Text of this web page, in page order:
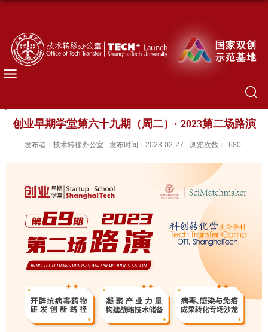
创业早期学堂第六十九期（周二）· 2023第二场路演
发布者：技术转移办公室 发布时间：2023-02-27 浏览次数： 680